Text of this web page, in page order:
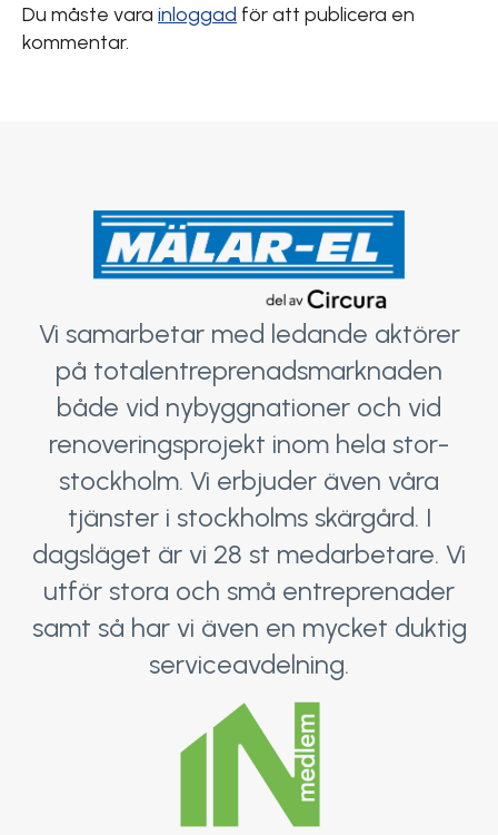
Du måste vara inloggad för att publicera en
kommentar.
Vi samarbetar med ledande aktörer
på totalentreprenadsmarknaden
både vid nybyggnationer och vid
renoveringsprojekt inom hela stor-
stockholm. Vi erbjuder även våra
tjänster i stockholms skärgård. I
dagsläget är vi 28 st medarbetare. Vi
utför stora och små entreprenader
samt så har vi även en mycket duktig
serviceavdelning.